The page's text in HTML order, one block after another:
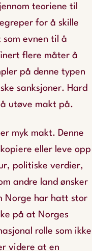
teoriene til
for å skille
evnen til å
flere måter å
på denne typen
sanksjoner. Hard
utøve makt på.
myk makt. Denne
eller leve opp
politiske verdier,
andre land ønsker
Norge har hatt stor
på at Norges
rolle som ikke
videre at en